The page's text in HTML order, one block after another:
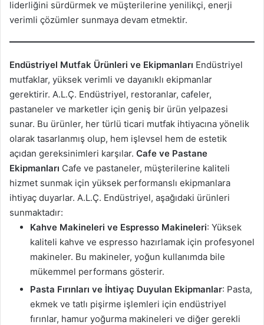
liderliğini sürdürmek ve müşterilerine yenilikçi, enerji
verimli çözümler sunmaya devam etmektir.
Endüstriyel Mutfak Ürünleri ve Ekipmanları Endüstriyel
mutfaklar, yüksek verimli ve dayanıklı ekipmanlar
gerektirir. A.L.Ç. Endüstriyel, restoranlar, cafeler,
pastaneler ve marketler için geniş bir ürün yelpazesi
sunar. Bu ürünler, her türlü ticari mutfak ihtiyacına yönelik
olarak tasarlanmış olup, hem işlevsel hem de estetik
açıdan gereksinimleri karşılar. Cafe ve Pastane
Ekipmanları Cafe ve pastaneler, müşterilerine kaliteli
hizmet sunmak için yüksek performanslı ekipmanlara
ihtiyaç duyarlar. A.L.Ç. Endüstriyel, aşağıdaki ürünleri
sunmaktadır:
Kahve Makineleri ve Espresso Makineleri: Yüksek
kaliteli kahve ve espresso hazırlamak için profesyonel
makineler. Bu makineler, yoğun kullanımda bile
mükemmel performans gösterir.
Pasta Fırınları ve İhtiyaç Duyulan Ekipmanlar: Pasta,
ekmek ve tatlı pişirme işlemleri için endüstriyel
fırınlar, hamur yoğurma makineleri ve diğer gerekli